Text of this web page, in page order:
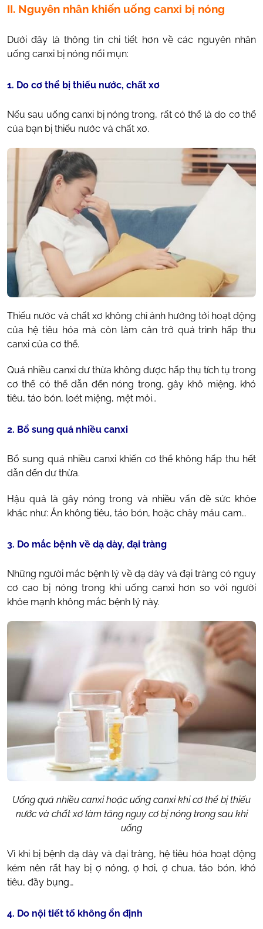
II. Nguyên nhân khiến uống canxi bị nóng
Dưới đây là thông tin chi tiết hơn về các nguyên nhân
uống canxi bị nóng nổi mụn:
1. Do cơ thể bị thiếu nước, chất xơ
Nếu sau uống canxi bị nóng trong, rất có thể là do cơ thể
của bạn bị thiếu nước và chất xơ.
Thiếu nước và chất xơ không chỉ ảnh hưởng tới hoạt động
của hệ tiêu hóa mà còn làm cản trở quá trình hấp thu
canxi của cơ thể.
Quá nhiều canxi dư thừa không được hấp thụ tích tụ trong
cơ thể có thể dẫn đến nóng trong, gây khô miệng, khó
tiêu, táo bón, loét miệng, mệt mỏi…
2. Bổ sung quá nhiều canxi
Bổ sung quá nhiều canxi khiến cơ thể không hấp thu hết
dẫn đến dư thừa.
Hậu quả là gây nóng trong và nhiều vấn đề sức khỏe
khác như: Ăn không tiêu, táo bón, hoặc chảy máu cam…
3. Do mắc bệnh về dạ dày, đại tràng
Những người mắc bệnh lý về dạ dày và đại tràng có nguy
cơ cao bị nóng trong khi uống canxi hơn so với người
khỏe mạnh không mắc bệnh lý này.
Uống quá nhiều canxi hoặc uống canxi khi cơ thể bị thiếu
nước và chất xơ làm tăng nguy cơ bị nóng trong sau khi
uống
Vì khi bị bệnh dạ dày và đại tràng, hệ tiêu hóa hoạt động
kém nên rất hay bị ợ nóng, ợ hơi, ợ chua, táo bón, khó
tiêu, đầy bụng…
4. Do nội tiết tố không ổn định